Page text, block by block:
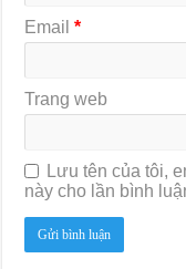
Email*
Trang web
Lưu tên của tôi,
này cho lần bình